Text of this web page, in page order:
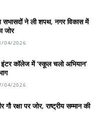
ने ली शपथ, नगर विकास में
जोर
04/2026
इंटर कॉलेज में ‘स्कूल चलो अभियान’
04/2026
रक्षा पर जोर, राष्ट्रीय सम्मान की